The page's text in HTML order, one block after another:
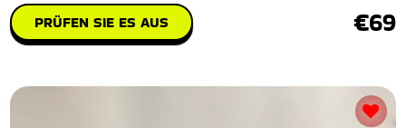
PRÜFEN SIE ES AUS €69